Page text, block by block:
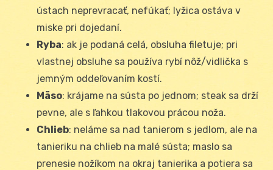
ústach neprevracať, nefúkať; lyžica ostáva v
miske pri dojedaní.
Ryba: ak je podaná celá, obsluha filetuje; pri
vlastnej obsluhe sa používa rybí nôž/vidlička s
jemným oddeľovaním kostí.
Mäso: krájame na sústa po jednom; steak sa drží
pevne, ale s ľahkou tlakovou prácou noža.
Chlieb: neláme sa nad tanierom s jedlom, ale na
tanieriku na chlieb na malé sústa; maslo sa
prenesie nožíkom na okraj tanierika a potiera sa